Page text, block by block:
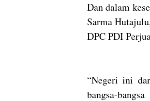
Dan dalam
Sarma
DPC PDI
“Negeri ini
bangsa-